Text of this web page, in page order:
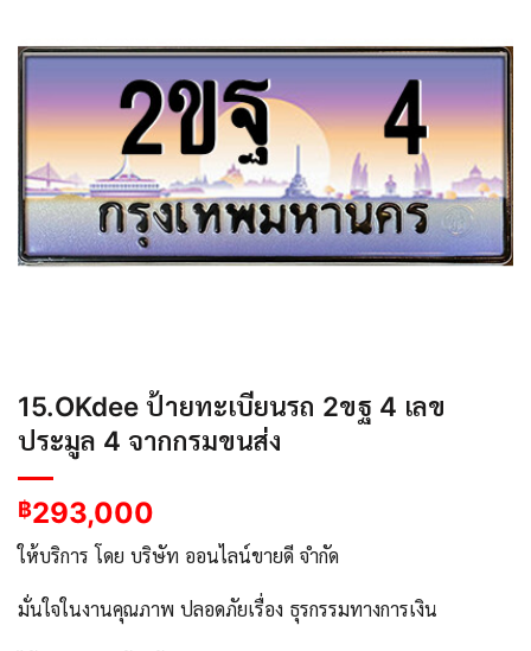
15.OKdee ป้ายทะเบียนรถ 2ขฐ 4 เลข
ประมูล 4 จากกรมขนส่ง
฿293,000
ให้บริการ โดย บริษัท ออนไลน์ขายดี จำกัด
มั่นใจในงานคุณภาพ ปลอดภัยเรื่อง ธุรกรรมทางการเงิน